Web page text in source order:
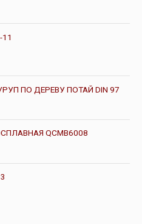
ПО ДЕРЕВУ ПОТАЙ DIN 97
QCMB6008